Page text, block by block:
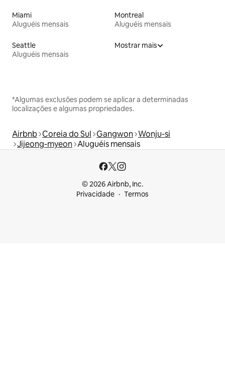
Miami
Aluguéis mensais
Montreal
Aluguéis mensais
Seattle
Aluguéis mensais
Mostrar mais
*Algumas exclusões podem se aplicar a determinadas
localizações e algumas propriedades.
Airbnb Coreia do Sul Gangwon Wonju-si
Jijeong-myeon Aluguéis mensais
© 2026 Airbnb, Inc.
Privacidade
Termos